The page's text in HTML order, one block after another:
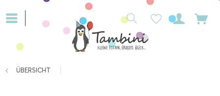
ÜBERSICHT